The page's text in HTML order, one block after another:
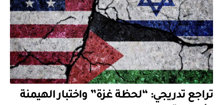
تراجع تدريجي: “لحظة غزة” واختبار الهيمنة